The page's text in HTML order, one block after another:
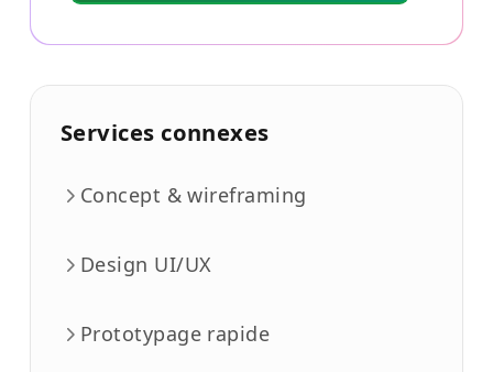
Services connexes
Concept & wireframing
Design UI/UX
Prototypage rapide